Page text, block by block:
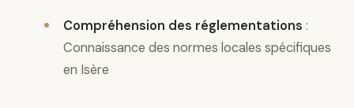
Compréhension des réglementations :
Connaissance des normes locales spécifiques
en Isère